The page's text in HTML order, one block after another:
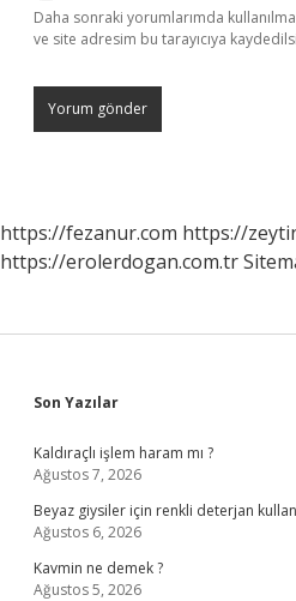
Daha sonraki yorumlarımda
ve site adresim bu tarayıcıya
https://fezanur.com https://
https://erolerdogan.com.tr
Sidebar
Son Yazılar
Kaldıraçlı işlem haram mı ?
Ağustos 7, 2026
Beyaz giysiler için renkli deterjan
Ağustos 6, 2026
Kavmin ne demek ?
Ağustos 5, 2026